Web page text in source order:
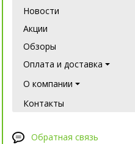
Новости
Акции
Обзоры
Оплата и доставка
О компании
Контакты
Обратная связь